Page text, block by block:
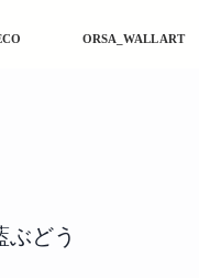
ORSA_WALL ART
ぶどう